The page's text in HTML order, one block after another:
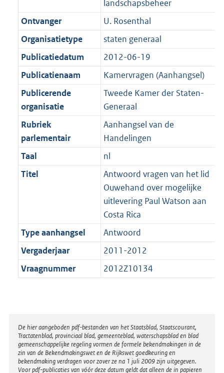
t
a
t
K
b
2
K
b
landschapsbeheer
Ontvanger
U. Rosenthal
Organisatietype
staten generaal
Publicatiedatum
2012-06-19
Publicatienaam
Kamervragen (Aanhangsel)
Publicerende
organisatie
Tweede Kamer der Staten-
Generaal
Rubriek
parlementair
Aanhangsel van de
Handelingen
Taal
nl
Titel
Antwoord vragen van het lid
Ouwehand over mogelijke
uitlevering Paul Watson aan
Costa Rica
Type aanhangsel
Antwoord
Vergaderjaar
2011-2012
Vraagnummer
2012Z10134
Disclaimer
De hier aangeboden pdf-bestanden van het Staatsblad, Staatscourant,
Tractatenblad, provinciaal blad, gemeenteblad, waterschapsblad en blad
gemeenschappelijke regeling vormen de formele bekendmakingen in de
zin van de Bekendmakingswet en de Rijkswet goedkeuring en
bekendmaking verdragen voor zover ze na 1 juli 2009 zijn uitgegeven.
Voor pdf-publicaties van vóór deze datum geldt dat alleen de in papieren